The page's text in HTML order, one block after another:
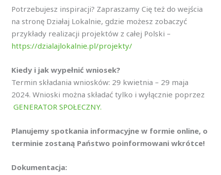
Potrzebujesz inspiracji? Zapraszamy Cię też do wejścia
na stronę Działaj Lokalnie, gdzie możesz zobaczyć
przykłady realizacji projektów z całej Polski –
https://dzialajlokalnie.pl/projekty/
Kiedy i jak wypełnić wniosek?
Termin składania wniosków: 29 kwietnia – 29 maja
2024. Wnioski można składać tylko i wyłącznie poprzez
GENERATOR SPOŁECZNY.
Planujemy spotkania informacyjne w formie online, o
terminie zostaną Państwo poinformowani wkrótce!
Dokumentacja: